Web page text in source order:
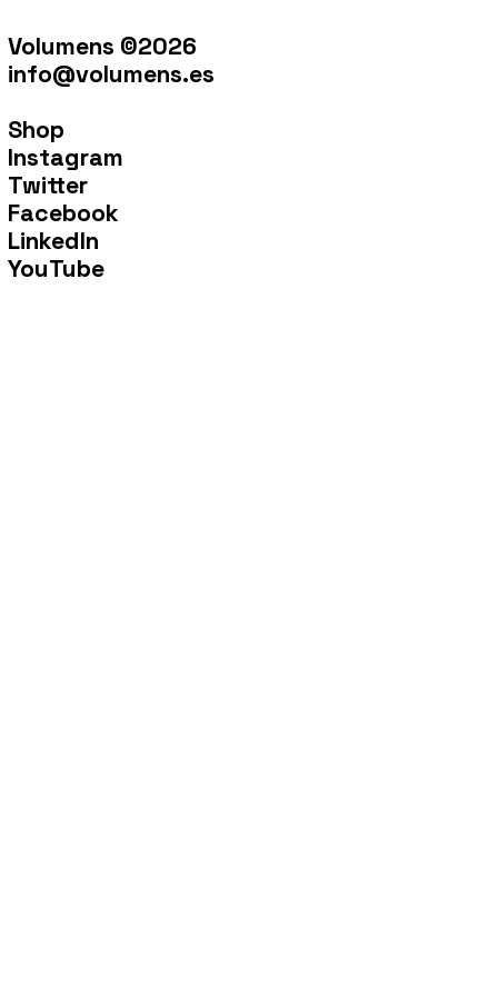
Volumens ©2026
info@volumens.es
Shop
Instagram
Twitter
Facebook
LinkedIn
YouTube